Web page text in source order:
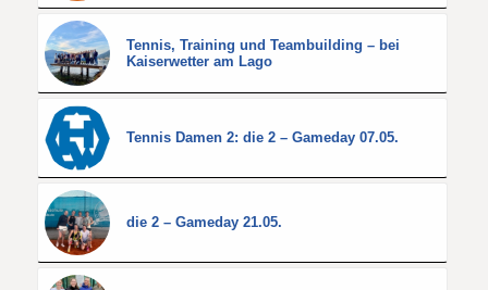
Tennis, Training und Teambuilding – bei
Kaiserwetter am Lago
Tennis Damen 2: die 2 – Gameday 07.05.
die 2 – Gameday 21.05.